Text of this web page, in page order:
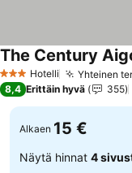
3 Tähtiluokitus
Hotelli Yhteinen
The Century
8,4 Erittäin hyvä 355
Alkaen 15 €
Näytä hinnat 4